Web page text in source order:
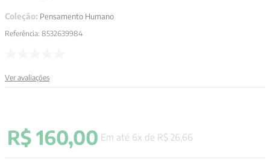
Coleção: Pensamento Humano
Referência: 8532639984
Ver avaliações
R$ 160,00 Em até 6x de R$ 26 66
7